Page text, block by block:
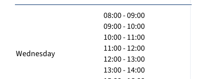
Wednesday
08:00 - 09:00
09:00 - 10:00
10:00 - 11:00
11:00 - 12:00
12:00 - 13:00
13:00 - 14:00